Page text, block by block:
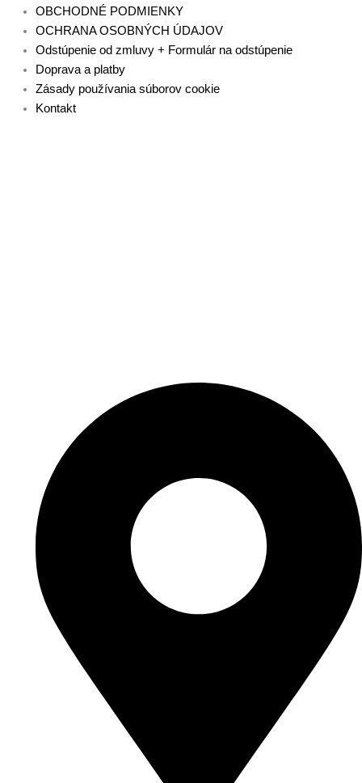
OBCHODNÉ PODMIENKY
OCHRANA OSOBNÝCH ÚDAJOV
Odstúpenie od zmluvy + Formulár na odstúpenie
Doprava a platby
Zásady používania súborov cookie
Kontakt